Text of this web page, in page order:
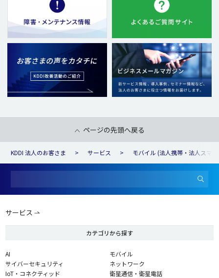
ページの先頭へ戻る
KDDI 法人のお客さま サービス モバイル (法人携帯・法人スマ
サービス
カテゴリから探す
AI
サイバーセキュリティ
IoT・コネクティッド
モバイル
ネットワーク
衛星通信・衛星電話